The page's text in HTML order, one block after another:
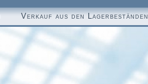
Verkauf aus den Lagerbeständen